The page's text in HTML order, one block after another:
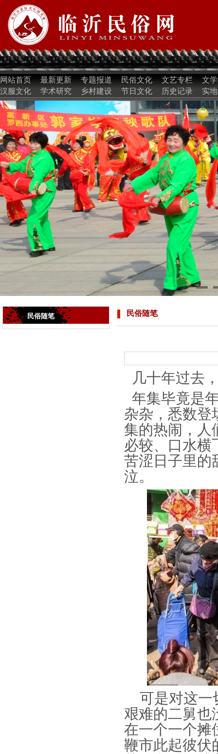
网站首页 最新更新 专题报道 民俗文化 文艺专栏
文
汉服文化
学术研究 乡村建设 节日文化 历史记录 实
民俗随笔 民俗随笔
几十年过去
年集毕竟是
杂杂，悉数登
集的热闹，人
必较、口水
苦涩日子里的
泣。
可是对这一
艰难的二舅也
在一个一个摊
鞭市此起彼伏